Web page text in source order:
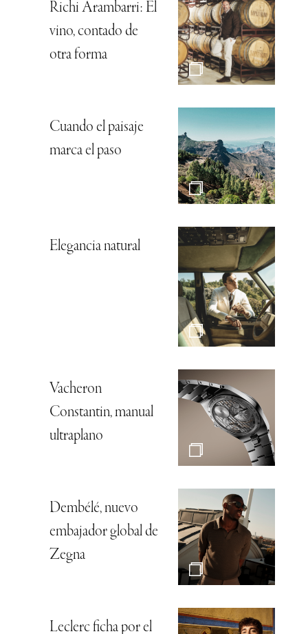
Richi Arambarri: El
vino, contado de
otra forma
Cuando el paisaje
marca el paso
Elegancia natural
Vacheron
Constantin, manual
ultraplano
Dembélé, nuevo
embajador global de
Zegna
Leclerc ficha por el